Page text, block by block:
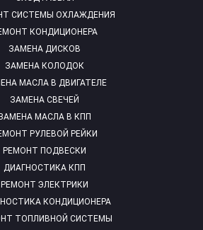
СИСТЕМЫ ОХЛАЖДЕНИЯ
КОНДИЦИОНЕРА
ЗАМЕНА ДИСКОВ
ЗАМЕНА КОЛОДОК
МАСЛА В ДВИГАТЕЛЕ
ЗАМЕНА СВЕЧЕЙ
МАСЛА В КПП
РУЛЕВОЙ РЕЙКИ
РЕМОНТ ПОДВЕСКИ
ДИАГНОСТИКА КПП
РЕМОНТ ЭЛЕКТРИКИ
КОНДИЦИОНЕРА
ТОПЛИВНОЙ СИСТЕМЫ